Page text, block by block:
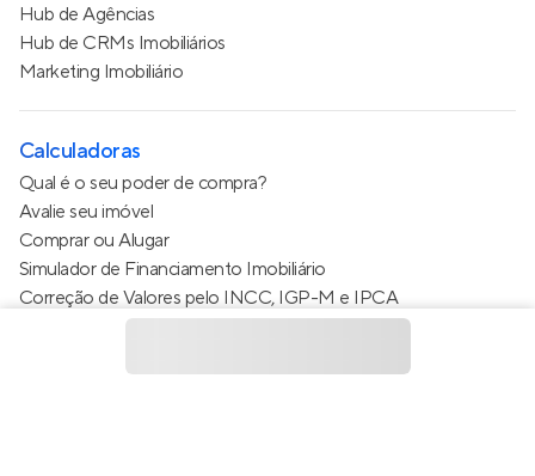
Hub de Agências
Hub de CRMs Imobiliários
Marketing Imobiliário
Calculadoras
Qual é o seu poder de compra?
Avalie seu imóvel
Comprar ou Alugar
Simulador de Financiamento Imobiliário
Correção de Valores pelo INCC, IGP-M e IPCA
Estimativa de valor do condomínio